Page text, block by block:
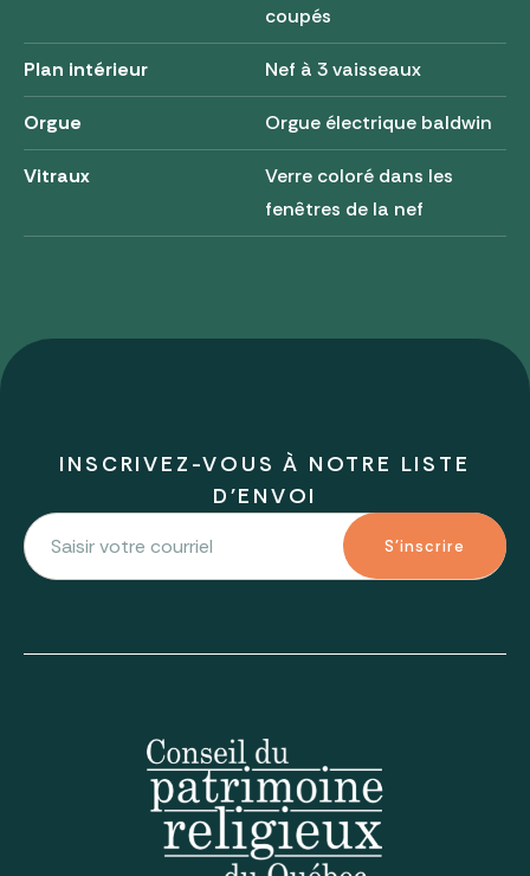
coupés
Plan intérieur Nef à 3 vaisseaux
Orgue Orgue électrique baldwin
Vitraux
Verre coloré dans les
fenêtres de la nef
INSCRIVEZ-VOUS À NOTRE LISTE
D'ENVOI
S'inscrire